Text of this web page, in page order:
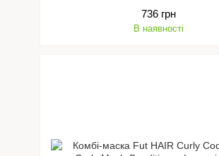
736 грн
В наявності